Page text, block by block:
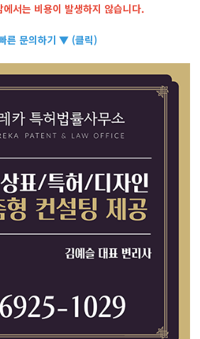
서는 비용이 발생하지 않습니다.
른 문의하기 ▼ (클릭)